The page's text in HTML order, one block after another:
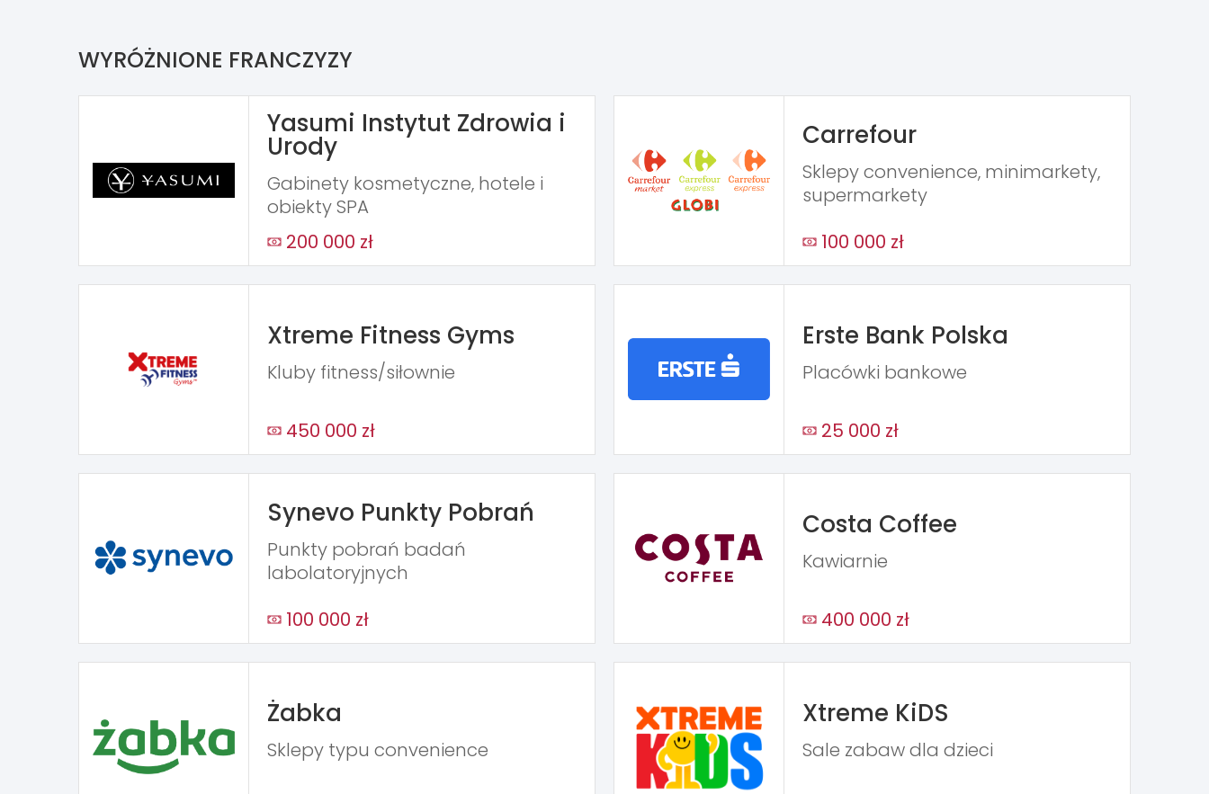
WYRÓŻNIONE FRANCZYZY
Yasumi Instytut Zdrowia i
Urody
Gabinety kosmetyczne, hotele i
obiekty SPA
200 000 zł
Carrefour
Sklepy convenience, minimarkety,
supermarkety
100 000 zł
Xtreme Fitness Gyms
Kluby fitness/siłownie
450 000 zł
Erste Bank Polska
Placówki bankowe
25 000 zł
Synevo Punkty Pobrań
Punkty pobrań badań
labolatoryjnych
100 000 zł
Costa Coffee
Kawiarnie
400 000 zł
Żabka
Sklepy typu convenience
Xtreme KiDS
Sale zabaw dla dzieci